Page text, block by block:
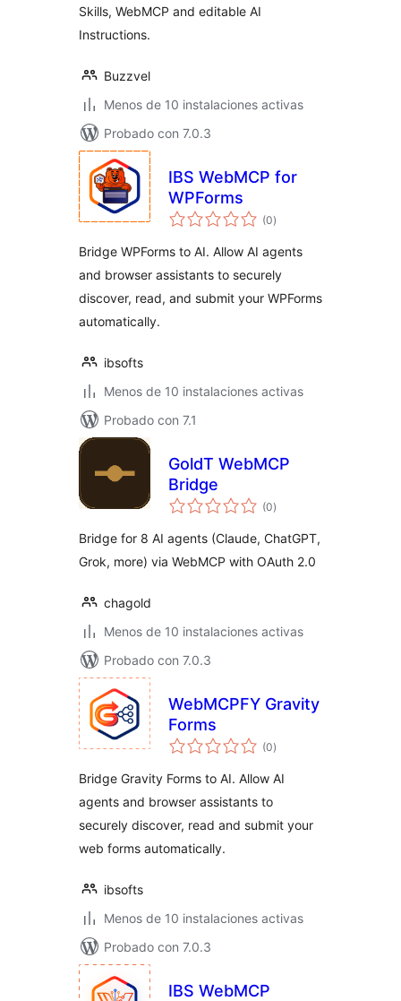
Skills, WebMCP and editable AI
Instructions.
Buzzvel
Menos de 10 instalaciones activas
Probado con 7.0.3
IBS WebMCP for
WPForms
(0total
de
)
Bridge WPForms to AI. Allow AI agents
and browser assistants to securely
discover, read, and submit your WPForms
automatically.
ibsofts
Menos de 10 instalaciones activas
Probado con 7.1
GoldT WebMCP
Bridge
(0total
de
)
Bridge for 8 AI agents (Claude, ChatGPT,
Grok, more) via WebMCP with OAuth 2.0
chagold
Menos de 10 instalaciones activas
Probado con 7.0.3
WebMCPFY Gravity
Forms
(0total
de
)
Bridge Gravity Forms to AI. Allow AI
agents and browser assistants to
securely discover, read and submit your
web forms automatically.
ibsofts
Menos de 10 instalaciones activas
Probado con 7.0.3
IBS WebMCP